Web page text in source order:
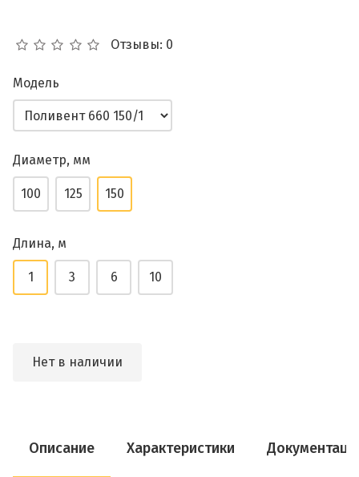
Отзывы: 0
Модель
Диаметр, мм
100 125 150
Длина, м
1 3 6 10
Нет в наличии
Описание Характеристики